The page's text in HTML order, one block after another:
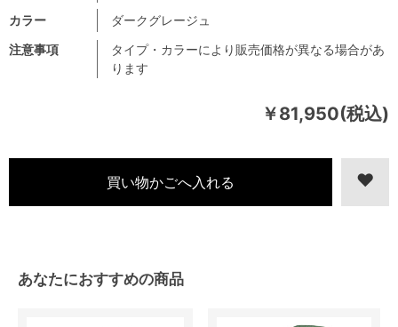
￥81,950(税込)
注意事項
タイプ・カラーにより販売価格が異なる場合があ
ります
カラー
ダークグレージュ
あなたにおすすめの商品